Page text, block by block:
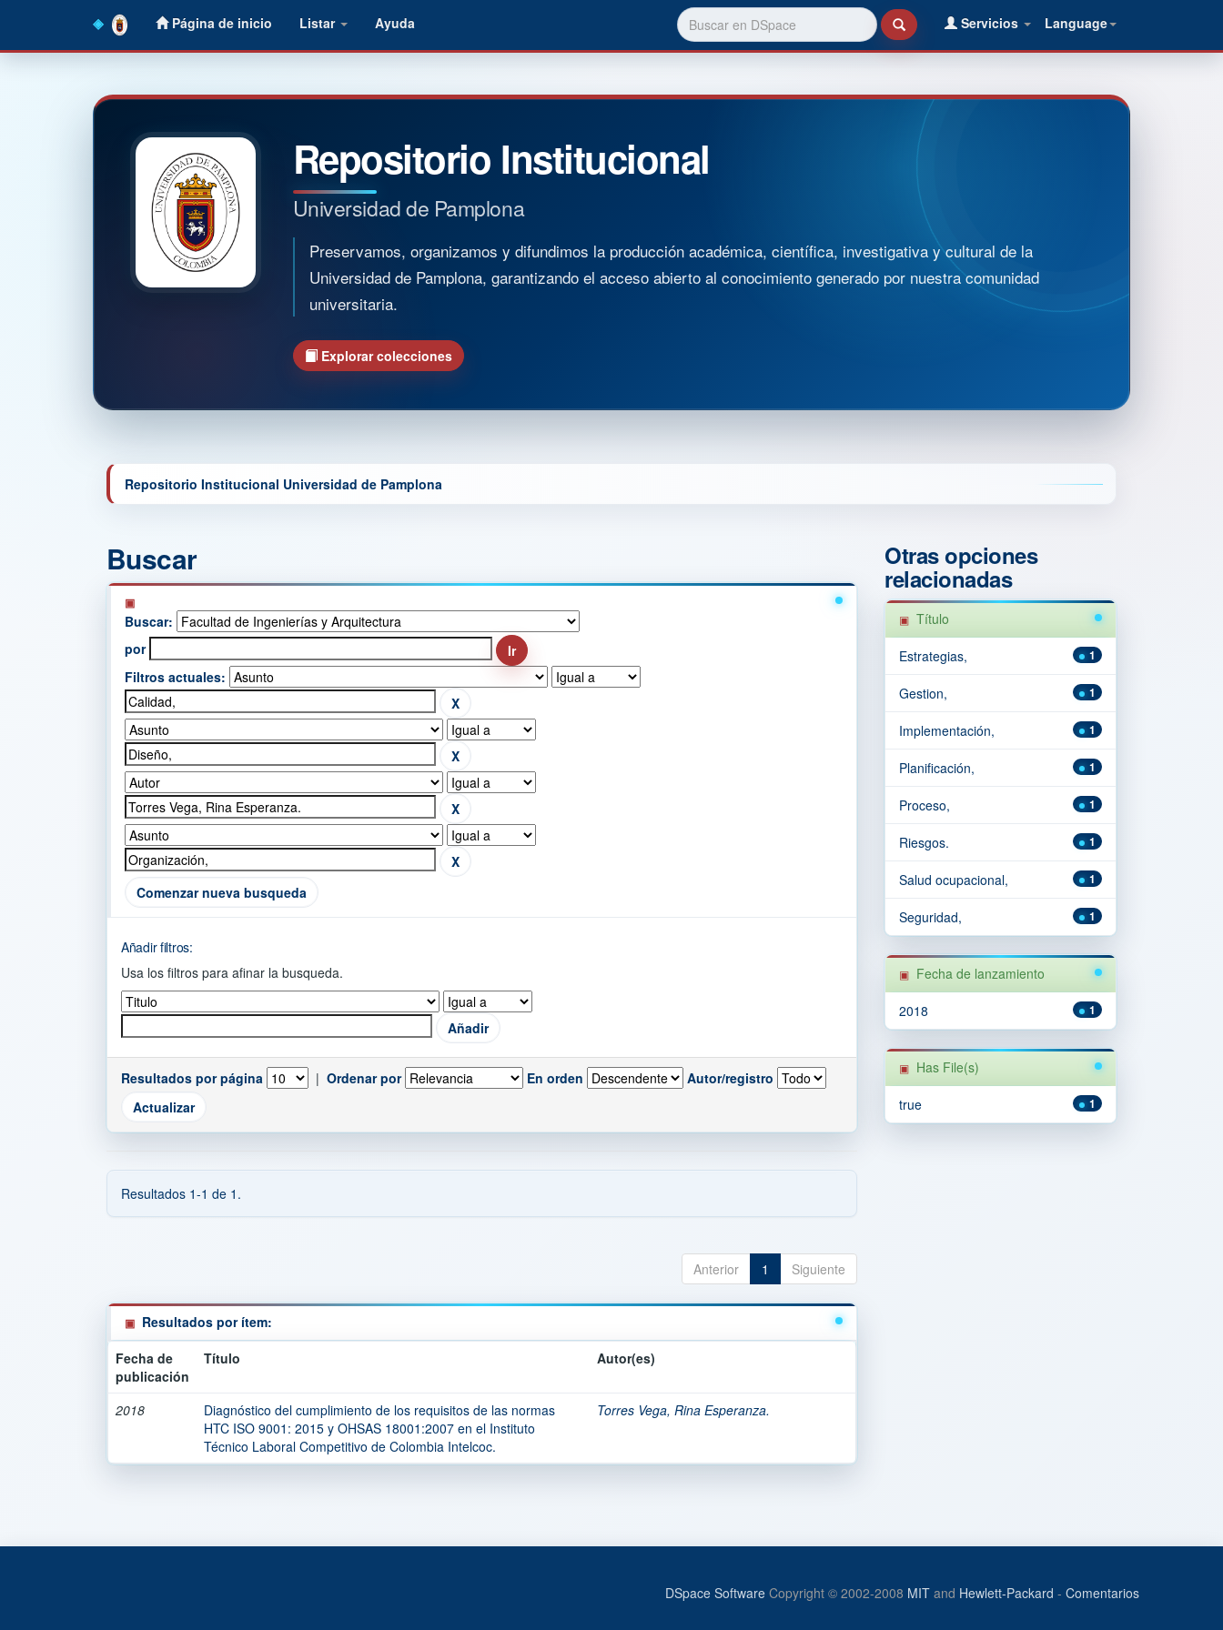
Página de inicio Listar Ayuda Language
Servicios
Repositorio Institucional
Universidad de Pamplona
Preservamos, organizamos y difundimos la producción académica, científica, investigativa y cultural de la
Universidad de Pamplona, garantizando el acceso abierto al conocimiento generado por nuestra comunidad
universitaria.
Explorar colecciones
Repositorio Institucional Universidad de Pamplona
Buscar
Buscar:
por
Filtros actuales:
Comenzar nueva busqueda
Añadir filtros:
Usa los filtros para afinar la busqueda.
Resultados por página | Ordenar por En orden Autor/registro
Resultados 1-1 de 1.
Anterior 1 Siguiente
Resultados por ítem:
Fecha de
publicación
Título Autor(es)
2018
Diagnóstico del cumplimiento de los requisitos de las normas
HTC ISO 9001: 2015 y OHSAS 18001:2007 en el Instituto
Técnico Laboral Competitivo de Colombia Intelcoc.
Torres Vega, Rina Esperanza.
Otras opciones
relacionadas
Título
1
Estrategias,
1
Gestion,
1
Implementación,
1
Planificación,
1
Proceso,
1
Riesgos.
1
Salud ocupacional,
1
Seguridad,
Fecha de lanzamiento
1
2018
Has File(s)
1
true
DSpace Software Copyright © 2002-2008 MIT and Hewlett-Packard - Comentarios